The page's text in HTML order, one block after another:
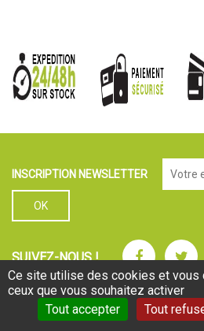
INSCRIPTION NEWSLETTER
SUIVEZ-NOUS ! Facebook
Ce site utilise des cookies et vous
ceux que vous souhaitez activer
Tout accepter
Tout